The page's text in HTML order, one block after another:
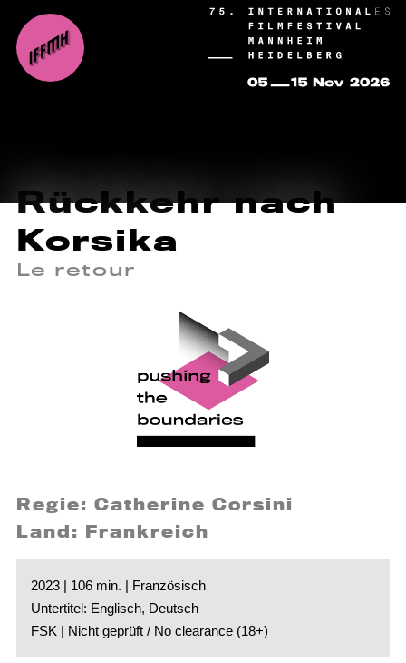
Rückkehr nach
Korsika
Le retour
Regie: Catherine Corsini
Land: Frankreich
2023 | 106 min. | Französisch
Untertitel: Englisch, Deutsch
FSK | Nicht geprüft / No clearance (18+)